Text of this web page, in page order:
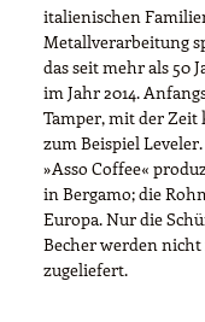
italienischen
Metallverarbeitung
das seit mehr als 50
im Jahr 2014.
Tamper, mit der Zeit
zum Beispiel Leveler.
»Asso Coffee«
in Bergamo; die
Europa. Nur die
Becher werden
zugeliefert.